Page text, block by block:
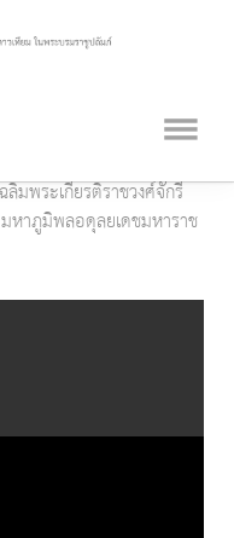
ลิมพระเกียรติราชวงศ์จักรี
หาภูมิพลอดุลยเดชมหาราช